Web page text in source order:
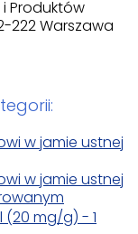
Produktów
222 Warszawa
w jamie ustnej
w jamie ustnej
(20 mg/g) - 1